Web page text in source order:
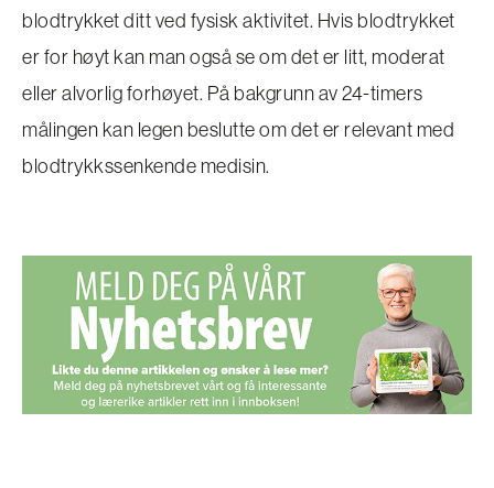
blodtrykket ditt ved fysisk aktivitet. Hvis blodtrykket
er for høyt kan man også se om det er litt, moderat
eller alvorlig forhøyet. På bakgrunn av 24-timers
målingen kan legen beslutte om det er relevant med
blodtrykkssenkende medisin.